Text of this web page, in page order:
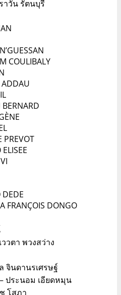
าวัน รัตนบุรี
COULIBALY
ADDAU
PREVOT
FRANÇOIS DONGO
วตา พวงสว่าง
จินดานรเศรษฐ์
ประนอม เอียดหมุน
โสภา